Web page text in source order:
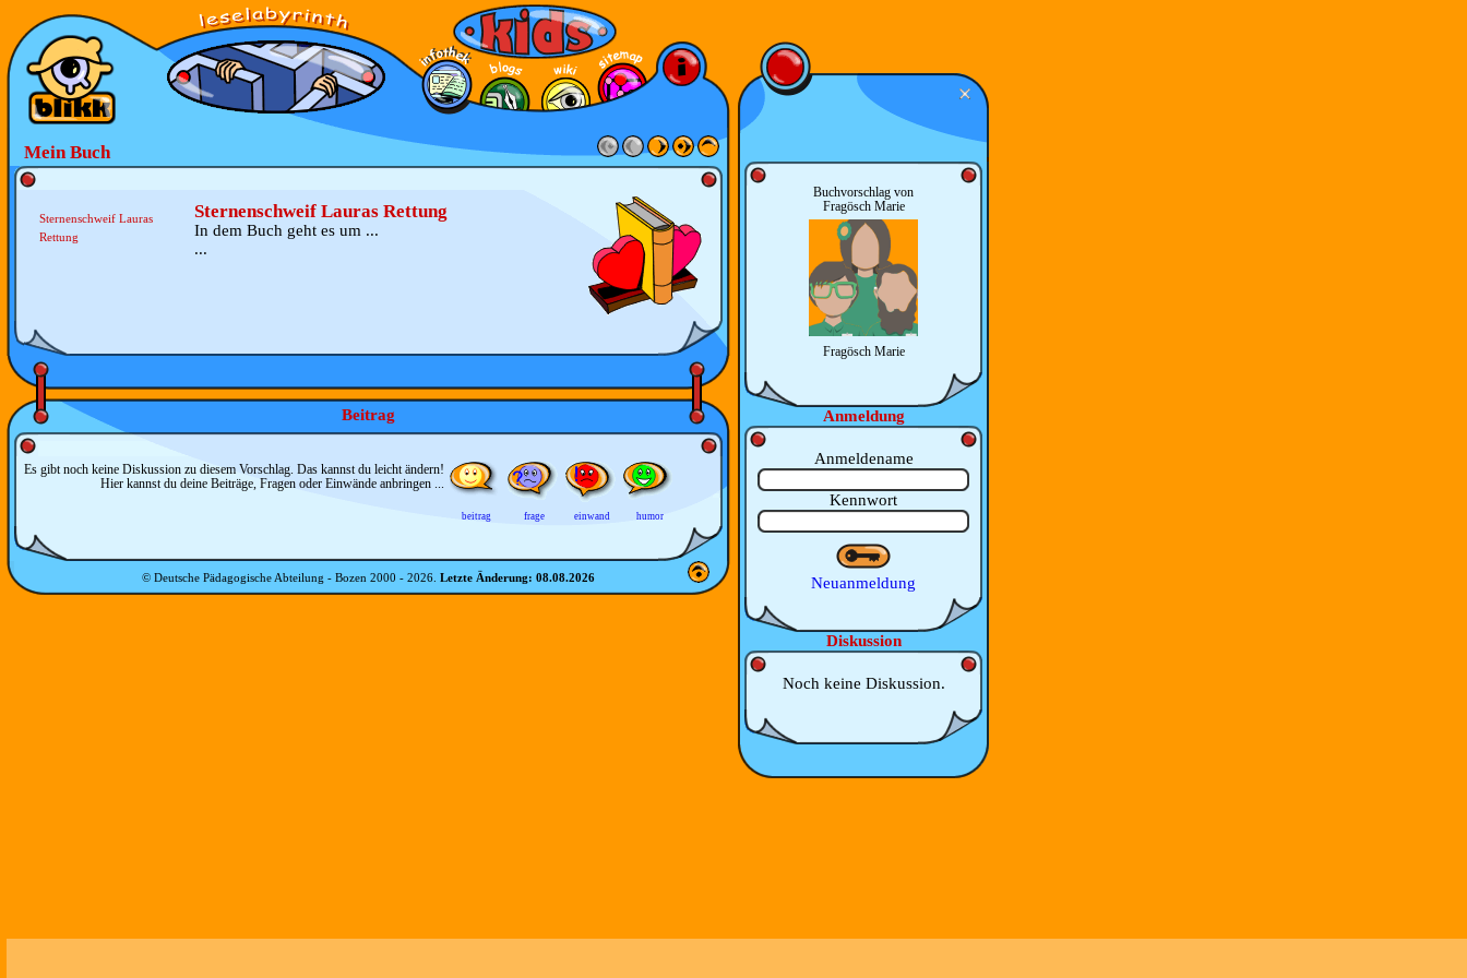
Mein Buch
Sternenschweif Lauras
Rettung
Sternenschweif Lauras Rettung
In dem Buch geht es um ...
...
Beitrag
Es gibt noch keine Diskussion zu diesem Vorschlag. Das kannst du leicht ändern!
Hier kannst du deine Beiträge, Fragen oder Einwände anbringen ...
beitrag frage einwand humor
© Deutsche Pädagogische Abteilung - Bozen 2000 - 2026 Letzte Änderung: 08.08.2026
Buchvorschlag von
Fragösch Marie
Fragösch Marie
Anmeldung
Anmeldename
Kennwort
Neuanmeldung
Diskussion
Noch keine Diskussion.